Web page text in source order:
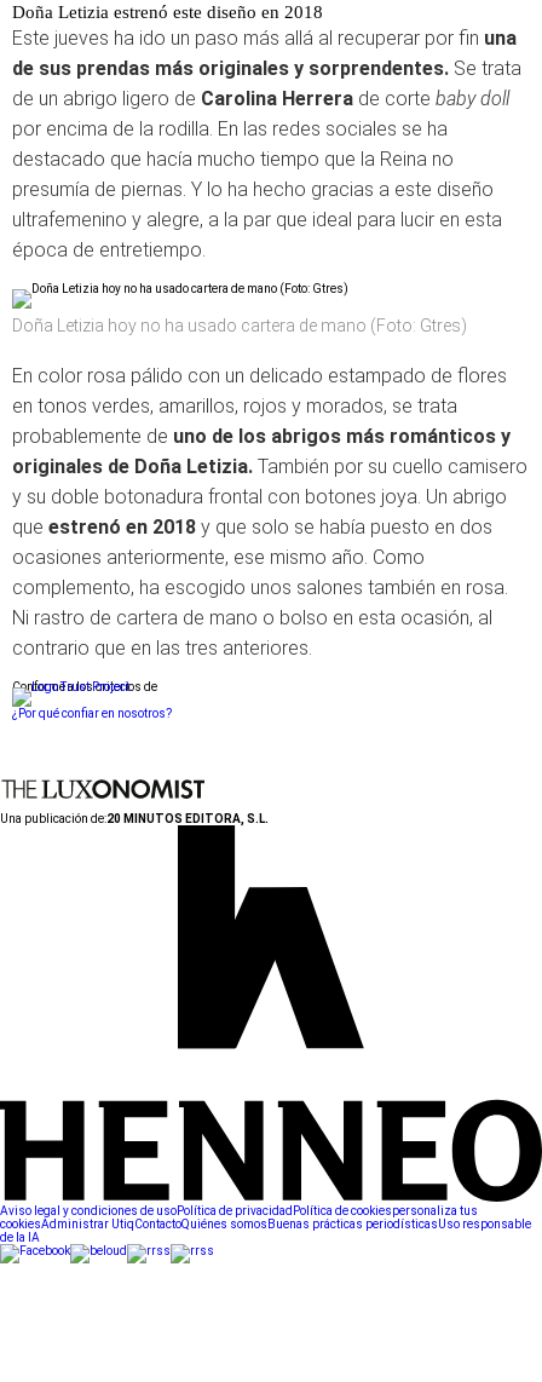
Doña Letizia estrenó este diseño en 2018
Este jueves ha ido un paso más allá al recuperar por fin una
de sus prendas más originales y sorprendentes. Se trata
de un abrigo ligero de Carolina Herrera de corte baby doll
por encima de la rodilla. En las redes sociales se ha
destacado que hacía mucho tiempo que la Reina no
presumía de piernas. Y lo ha hecho gracias a este diseño
ultrafemenino y alegre, a la par que ideal para lucir en esta
época de entretiempo.
Doña Letizia hoy no ha usado cartera de mano (Foto: Gtres)
En color rosa pálido con un delicado estampado de flores
en tonos verdes, amarillos, rojos y morados, se trata
probablemente de uno de los abrigos más románticos y
originales de Doña Letizia. También por su cuello camisero
y su doble botonadura frontal con botones joya. Un abrigo
que estrenó en 2018 y que solo se había puesto en dos
ocasiones anteriormente, ese mismo año. Como
complemento, ha escogido unos salones también en rosa.
Ni rastro de cartera de mano o bolso en esta ocasión, al
contrario que en las tres anteriores.
Conforme a los criterios de
¿Por qué confiar en nosotros?
Una publicación de:20 MINUTOS EDITORA, S.L.
Aviso legal y condiciones de usoPolítica de privacidad Política de cookiespersonaliza tus
cookiesAdministrar UtiqContactoQuiénes somos Buenas prácticas periodísticasUso responsable
de la IA